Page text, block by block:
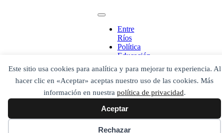
Este sitio usa cookies para analítica y para mejorar tu experiencia. Al
hacer clic en «Aceptar» aceptas nuestro uso de las cookies. Más
información en nuestra política de privacidad.
Aceptar
Rechazar
Entre
Ríos
Política
Educación
Legislaltura
Economía
Judiciales
Salud
El país
América
Latina
Mundo
¡Ponete en contacto!
luego presiona el botón "buscar"
Buscar
Buscar
O bien prueba
Buscar en el archivo